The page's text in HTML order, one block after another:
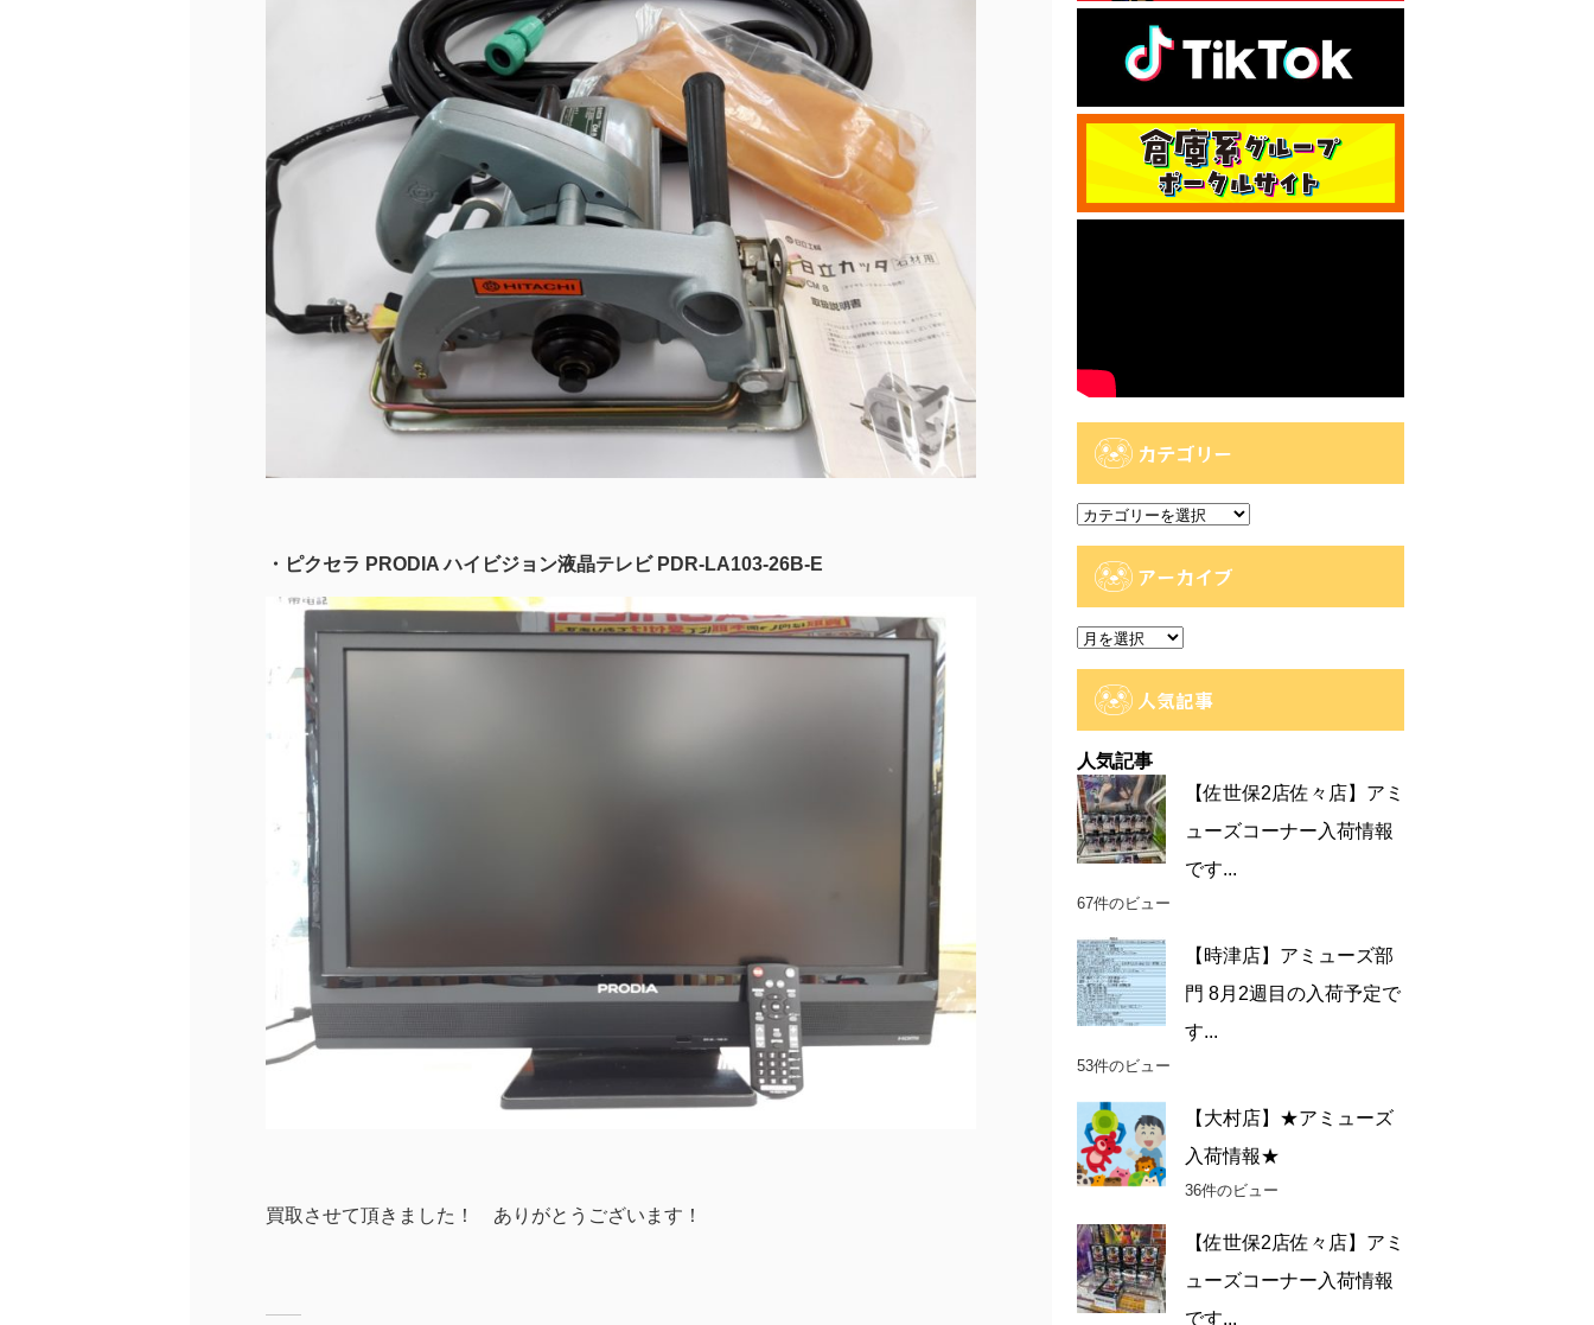
・ピクセラ PRODIA ハイビジョン液晶テレビ PDR-LA103-26B-E
買取させて頂きました！ ありがとうございます！
カテゴリー
カ
アーカイブ
ア
人気記事
人気記事
【佐世保2店佐々店】アミ
ューズコーナー入荷情報
です...
67件のビュー
【時津店】アミューズ部
門 8月2週目の入荷予定で
す...
53件のビュー
【大村店】★アミューズ
入荷情報★
36件のビュー
【佐世保2店佐々店】アミ
ューズコーナー入荷情報
です...